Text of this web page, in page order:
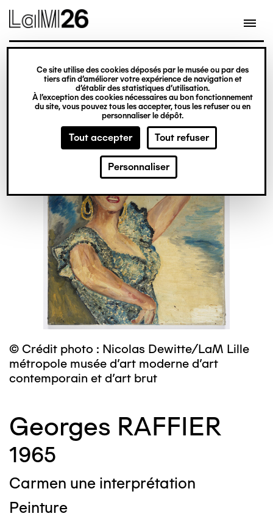
Gestion des cookies
Ce site utilise des cookies déposés par le musée ou par des
tiers afin d’améliorer votre expérience de navigation et
d’établir des statistiques d’utilisation.
À l’exception des cookies nécessaires au bon fonctionnement
du site, vous pouvez tous les accepter, tous les refuser ou en
personnaliser le dépôt.
Tout accepter Tout refuser
Personnaliser
contenu
© Crédit photo : Nicolas Dewitte/LaM Lille
métropole musée d’art moderne d’art
contemporain et d’art brut
Georges RAFFIER
1965
Carmen une interprétation
Peinture